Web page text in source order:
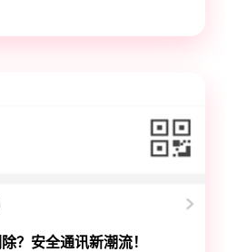
？安全通讯新潮流！